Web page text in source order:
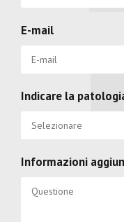
E-mail
Indicare la
Informazioni